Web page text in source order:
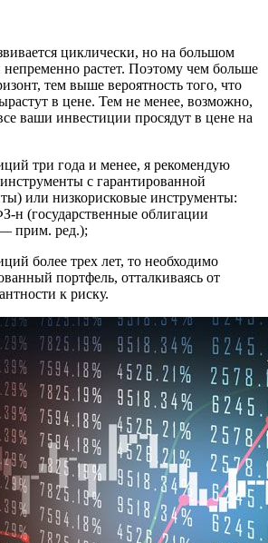
циклически, но на большом
растет. Поэтому чем больше
тем выше вероятность того, что
в цене. Тем не менее, возможно,
ваши инвестиции просядут в цене на
три года и менее, я рекомендую
с гарантированной
или низкорисковые инструменты:
(государственные облигации
прим. ред.);
более трех лет, то необходимо
портфель, отталкиваясь от
к риску.